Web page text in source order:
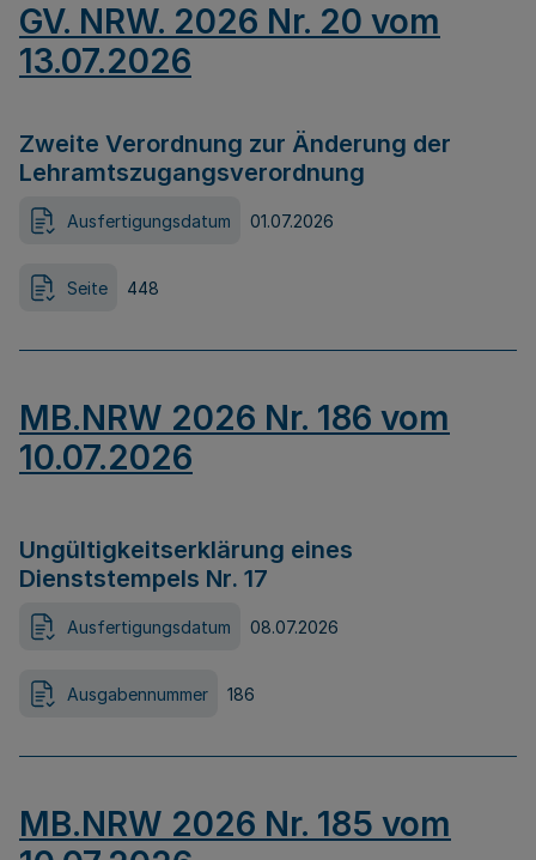
GV. NRW. 2026 Nr. 20 vom
13.07.2026
Zweite Verordnung zur Änderung der
Lehramtszugangsverordnung
Ausfertigungsdatum 01.07.2026
Seite 448
MB.NRW 2026 Nr. 186 vom
10.07.2026
Ungültigkeitserklärung eines
Dienststempels Nr. 17
Ausfertigungsdatum 08.07.2026
Ausgabennummer 186
MB.NRW 2026 Nr. 185 vom